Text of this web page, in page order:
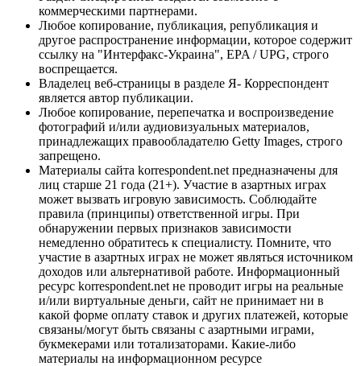
коммерческими партнерами.
Любое копирование, публикация, републикация и
другое распространение информации, которое содержит
ссылку на "Интерфакс-Украина", EPA / UPG, строго
воспрещается.
Владелец веб-страницы в разделе Я- Корреспондент
является автор публикации.
Любое копирование, перепечатка и воспроизведение
фотографий и/или аудиовизуальных материалов,
принадлежащих правообладателю Getty Images, строго
запрещено.
Материалы сайта korrespondent.net предназначены для
лиц старше 21 года (21+). Участие в азартных играх
может вызвать игровую зависимость. Соблюдайте
правила (принципы) ответственной игры. При
обнаружении первых признаков зависимости
немедленно обратитесь к специалисту. Помните, что
участие в азартных играх не может являться источником
доходов или альтернативой работе. Информационный
ресурс korrespondent.net не проводит игры на реальные
и/или виртуальные деньги, сайт не принимает ни в
какой форме оплату ставок и других платежей, которые
связаны/могут быть связаны с азартными играми,
букмекерами или тотализаторами. Какие-либо
материалы на информационном ресурсе